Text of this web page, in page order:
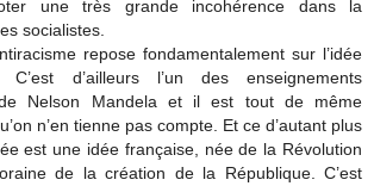
une très grande incohérence dans la
socialistes.
repose fondamentalement sur l’idée
d’ailleurs l’un des enseignements
Nelson Mandela et il est tout de même
n’en tienne pas compte. Et ce d’autant plus
est une idée française, née de la Révolution
de la création de la République. C’est